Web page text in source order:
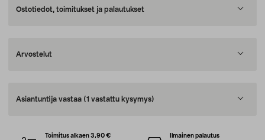
Ostotiedot, toimitukset ja palautukset
Arvostelut
Asiantuntija vastaa (1 vastattu kysymys)
Toimitus alkaen 3,90 €
Ilmainen palautus